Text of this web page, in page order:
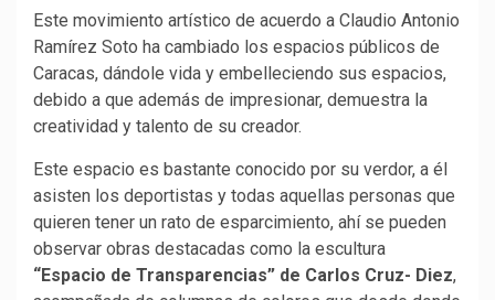
Este movimiento artístico de acuerdo a Claudio Antonio
Ramírez Soto ha cambiado los espacios públicos de
Caracas, dándole vida y embelleciendo sus espacios,
debido a que además de impresionar, demuestra la
creatividad y talento de su creador.
Este espacio es bastante conocido por su verdor, a él
asisten los deportistas y todas aquellas personas que
quieren tener un rato de esparcimiento, ahí se pueden
observar obras destacadas como la escultura
“Espacio de Transparencias” de Carlos Cruz- Diez,